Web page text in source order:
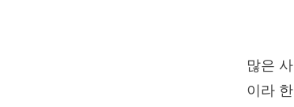
많은
이라